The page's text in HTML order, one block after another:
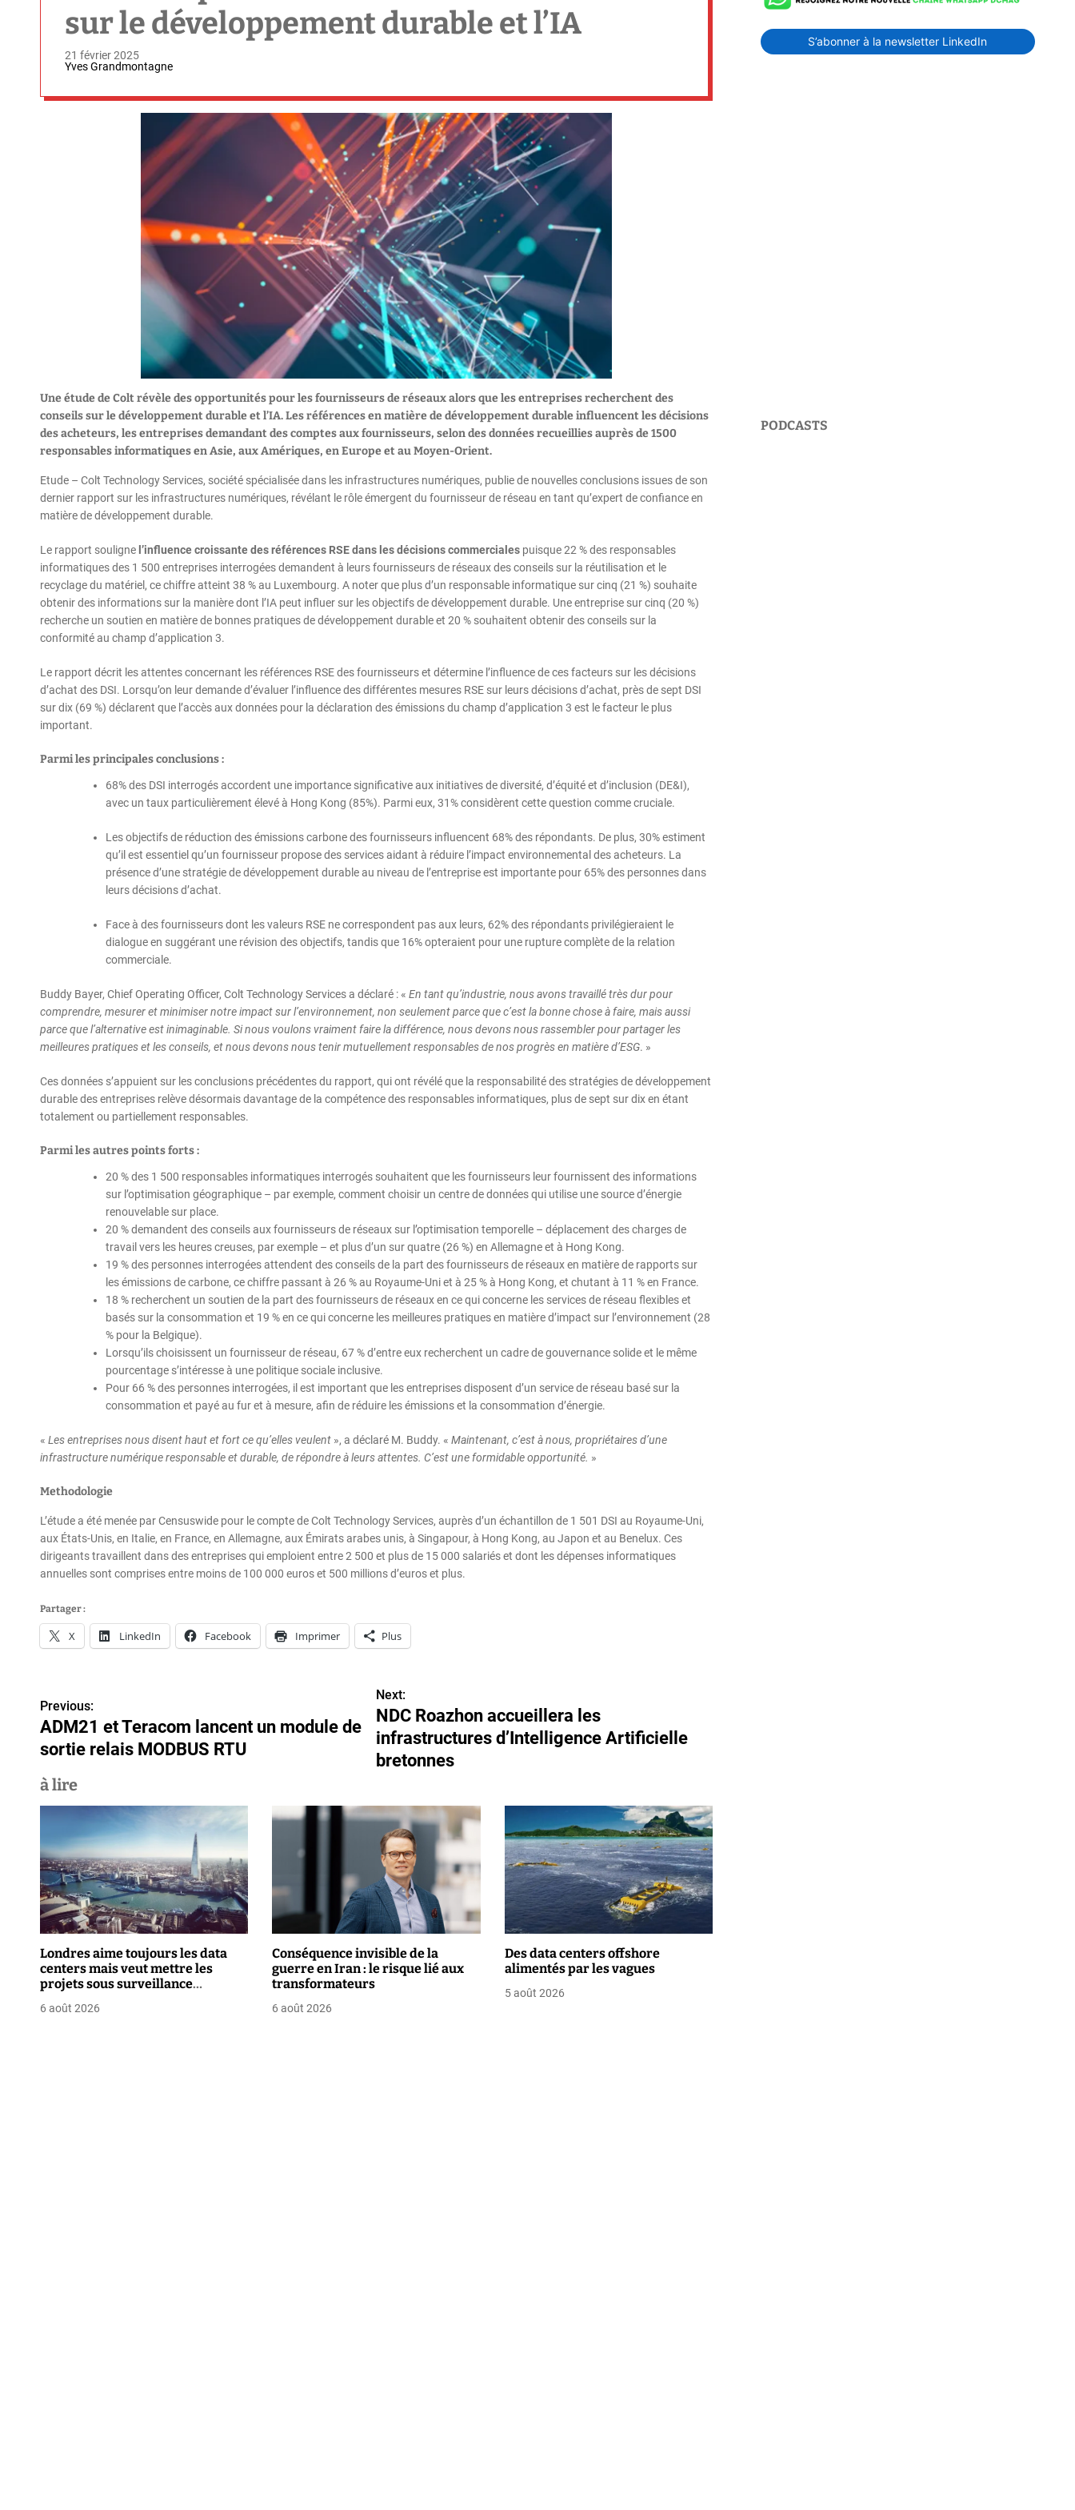
sur le développement durable et l’IA
21 février 2025
Yves Grandmontagne
Une étude de Colt révèle des opportunités pour les fournisseurs de réseaux alors que les entreprises recherchent des
conseils sur le développement durable et l’IA. Les références en matière de développement durable influencent les décisions
des acheteurs, les entreprises demandant des comptes aux fournisseurs, selon des données recueillies auprès de 1500
responsables informatiques en Asie, aux Amériques, en Europe et au Moyen-Orient.
Etude – Colt Technology Services, société spécialisée dans les infrastructures numériques, publie de nouvelles conclusions issues de son
dernier rapport sur les infrastructures numériques, révélant le rôle émergent du fournisseur de réseau en tant qu’expert de confiance en
matière de développement durable.
Le rapport souligne l’influence croissante des références RSE dans les décisions commerciales puisque 22 % des responsables
informatiques des 1 500 entreprises interrogées demandent à leurs fournisseurs de réseaux des conseils sur la réutilisation et le
recyclage du matériel, ce chiffre atteint 38 % au Luxembourg. A noter que plus d’un responsable informatique sur cinq (21 %) souhaite
obtenir des informations sur la manière dont l’IA peut influer sur les objectifs de développement durable. Une entreprise sur cinq (20 %)
recherche un soutien en matière de bonnes pratiques de développement durable et 20 % souhaitent obtenir des conseils sur la
conformité au champ d’application 3.
Le rapport décrit les attentes concernant les références RSE des fournisseurs et détermine l’influence de ces facteurs sur les décisions
d’achat des DSI. Lorsqu’on leur demande d’évaluer l’influence des différentes mesures RSE sur leurs décisions d’achat, près de sept DSI
sur dix (69 %) déclarent que l’accès aux données pour la déclaration des émissions du champ d’application 3 est le facteur le plus
important.
Parmi les principales conclusions :
68% des DSI interrogés accordent une importance significative aux initiatives de diversité, d’équité et d’inclusion (DE&I),
avec un taux particulièrement élevé à Hong Kong (85%). Parmi eux, 31% considèrent cette question comme cruciale.
Les objectifs de réduction des émissions carbone des fournisseurs influencent 68% des répondants. De plus, 30% estiment
qu’il est essentiel qu’un fournisseur propose des services aidant à réduire l’impact environnemental des acheteurs. La
présence d’une stratégie de développement durable au niveau de l’entreprise est importante pour 65% des personnes dans
leurs décisions d’achat.
Face à des fournisseurs dont les valeurs RSE ne correspondent pas aux leurs, 62% des répondants privilégieraient le
dialogue en suggérant une révision des objectifs, tandis que 16% opteraient pour une rupture complète de la relation
commerciale.
Buddy Bayer, Chief Operating Officer, Colt Technology Services a déclaré : « En tant qu’industrie, nous avons travaillé très dur pour
comprendre, mesurer et minimiser notre impact sur l’environnement, non seulement parce que c’est la bonne chose à faire, mais aussi
parce que l’alternative est inimaginable. Si nous voulons vraiment faire la différence, nous devons nous rassembler pour partager les
meilleures pratiques et les conseils, et nous devons nous tenir mutuellement responsables de nos progrès en matière d’ESG. »
Ces données s’appuient sur les conclusions précédentes du rapport, qui ont révélé que la responsabilité des stratégies de développement
durable des entreprises relève désormais davantage de la compétence des responsables informatiques, plus de sept sur dix en étant
totalement ou partiellement responsables.
Parmi les autres points forts :
20 % des 1 500 responsables informatiques interrogés souhaitent que les fournisseurs leur fournissent des informations
sur l’optimisation géographique – par exemple, comment choisir un centre de données qui utilise une source d’énergie
renouvelable sur place.
20 % demandent des conseils aux fournisseurs de réseaux sur l’optimisation temporelle – déplacement des charges de
travail vers les heures creuses, par exemple – et plus d’un sur quatre (26 %) en Allemagne et à Hong Kong.
19 % des personnes interrogées attendent des conseils de la part des fournisseurs de réseaux en matière de rapports sur
les émissions de carbone, ce chiffre passant à 26 % au Royaume-Uni et à 25 % à Hong Kong, et chutant à 11 % en France.
18 % recherchent un soutien de la part des fournisseurs de réseaux en ce qui concerne les services de réseau flexibles et
basés sur la consommation et 19 % en ce qui concerne les meilleures pratiques en matière d’impact sur l’environnement (28
% pour la Belgique).
Lorsqu’ils choisissent un fournisseur de réseau, 67 % d’entre eux recherchent un cadre de gouvernance solide et le même
pourcentage s’intéresse à une politique sociale inclusive.
Pour 66 % des personnes interrogées, il est important que les entreprises disposent d’un service de réseau basé sur la
consommation et payé au fur et à mesure, afin de réduire les émissions et la consommation d’énergie.
« Les entreprises nous disent haut et fort ce qu’elles veulent », a déclaré M. Buddy. « Maintenant, c’est à nous, propriétaires d’une
infrastructure numérique responsable et durable, de répondre à leurs attentes. C’est une formidable opportunité. »
Methodologie
L’étude a été menée par Censuswide pour le compte de Colt Technology Services, auprès d’un échantillon de 1 501 DSI au Royaume-Uni,
aux États-Unis, en Italie, en France, en Allemagne, aux Émirats arabes unis, à Singapour, à Hong Kong, au Japon et au Benelux. Ces
dirigeants travaillent dans des entreprises qui emploient entre 2 500 et plus de 15 000 salariés et dont les dépenses informatiques
annuelles sont comprises entre moins de 100 000 euros et 500 millions d’euros et plus.
Partager :
X LinkedIn Facebook Imprimer Plus
N
a
v
i
g
a
t
i
n
d
Previous:
ADM21 et Teracom lancent un module de
sortie relais MODBUS RTU
Next:
NDC Roazhon accueillera les
infrastructures d’Intelligence Artificielle
bretonnes
à lire
Londres aime toujours les data
centers mais veut mettre les
projets sous surveillance
6 août 2026
Conséquence invisible de la
guerre en Iran : le risque lié aux
transformateurs
6 août 2026
Des data centers offshore
alimentés par les vagues
5 août 2026
S’abonner à la newsletter LinkedIn
PODCASTS